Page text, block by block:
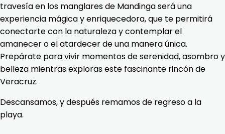
travesía en los manglares de Mandinga será una
experiencia mágica y enriquecedora, que te permitirá
conectarte con la naturaleza y contemplar el
amanecer o el atardecer de una manera única.
Prepárate para vivir momentos de serenidad, asombro y
belleza mientras exploras este fascinante rincón de
Veracruz.
Descansamos, y después remamos de regreso a la
playa.